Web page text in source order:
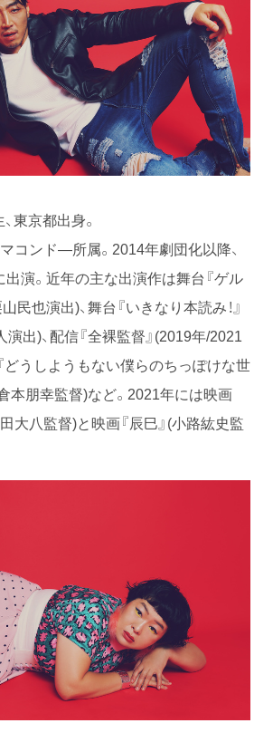
東京都出身。
コンド―所属。2014年劇団化以降、
演。近年の主な出演作は舞台『ゲル
民也演出)、舞台『いきなり本読み！』
演出)、配信『全裸監督』(2019年/2021
どうしようもない僕らのちっぽけな世
倉本朋幸監督)など。2021年には映画
大八監督)と映画『辰巳』(小路紘史監